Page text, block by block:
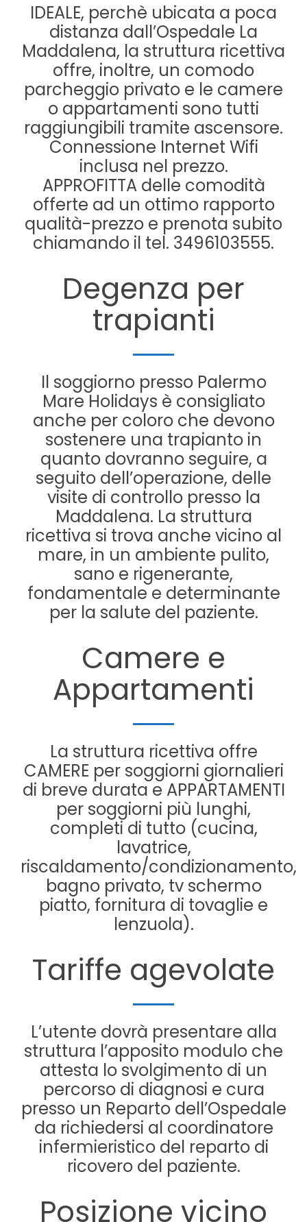
IDEALE, perchè ubicata a poca
distanza dall’Ospedale La
Maddalena, la struttura ricettiva
offre, inoltre, un comodo
parcheggio privato e le camere
o appartamenti sono tutti
raggiungibili tramite ascensore.
Connessione Internet Wifi
inclusa nel prezzo.
APPROFITTA delle comodità
offerte ad un ottimo rapporto
qualità-prezzo e prenota subito
chiamando il tel. 3496103555.
Degenza per
trapianti
Il soggiorno presso Palermo
Mare Holidays è consigliato
anche per coloro che devono
sostenere una trapianto in
quanto dovranno seguire, a
seguito dell’operazione, delle
visite di controllo presso la
Maddalena. La struttura
ricettiva si trova anche vicino al
mare, in un ambiente pulito,
sano e rigenerante,
fondamentale e determinante
per la salute del paziente.
Camere e
Appartamenti
La struttura ricettiva offre
CAMERE per soggiorni giornalieri
di breve durata e APPARTAMENTI
per soggiorni più lunghi,
completi di tutto (cucina,
lavatrice,
riscaldamento/condizionamento,
bagno privato, tv schermo
piatto, fornitura di tovaglie e
lenzuola).
Tariffe agevolate
L’utente dovrà presentare alla
struttura l’apposito modulo che
attesta lo svolgimento di un
percorso di diagnosi e cura
presso un Reparto dell’Ospedale
da richiedersi al coordinatore
infermieristico del reparto di
ricovero del paziente.
Posizione vicino